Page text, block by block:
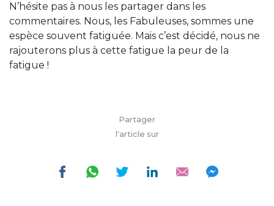
N’hésite pas à nous les partager dans les
commentaires. Nous, les Fabuleuses, sommes une
espèce souvent fatiguée. Mais c’est décidé, nous ne
rajouterons plus à cette fatigue la peur de la
fatigue !
Partager
l'article sur